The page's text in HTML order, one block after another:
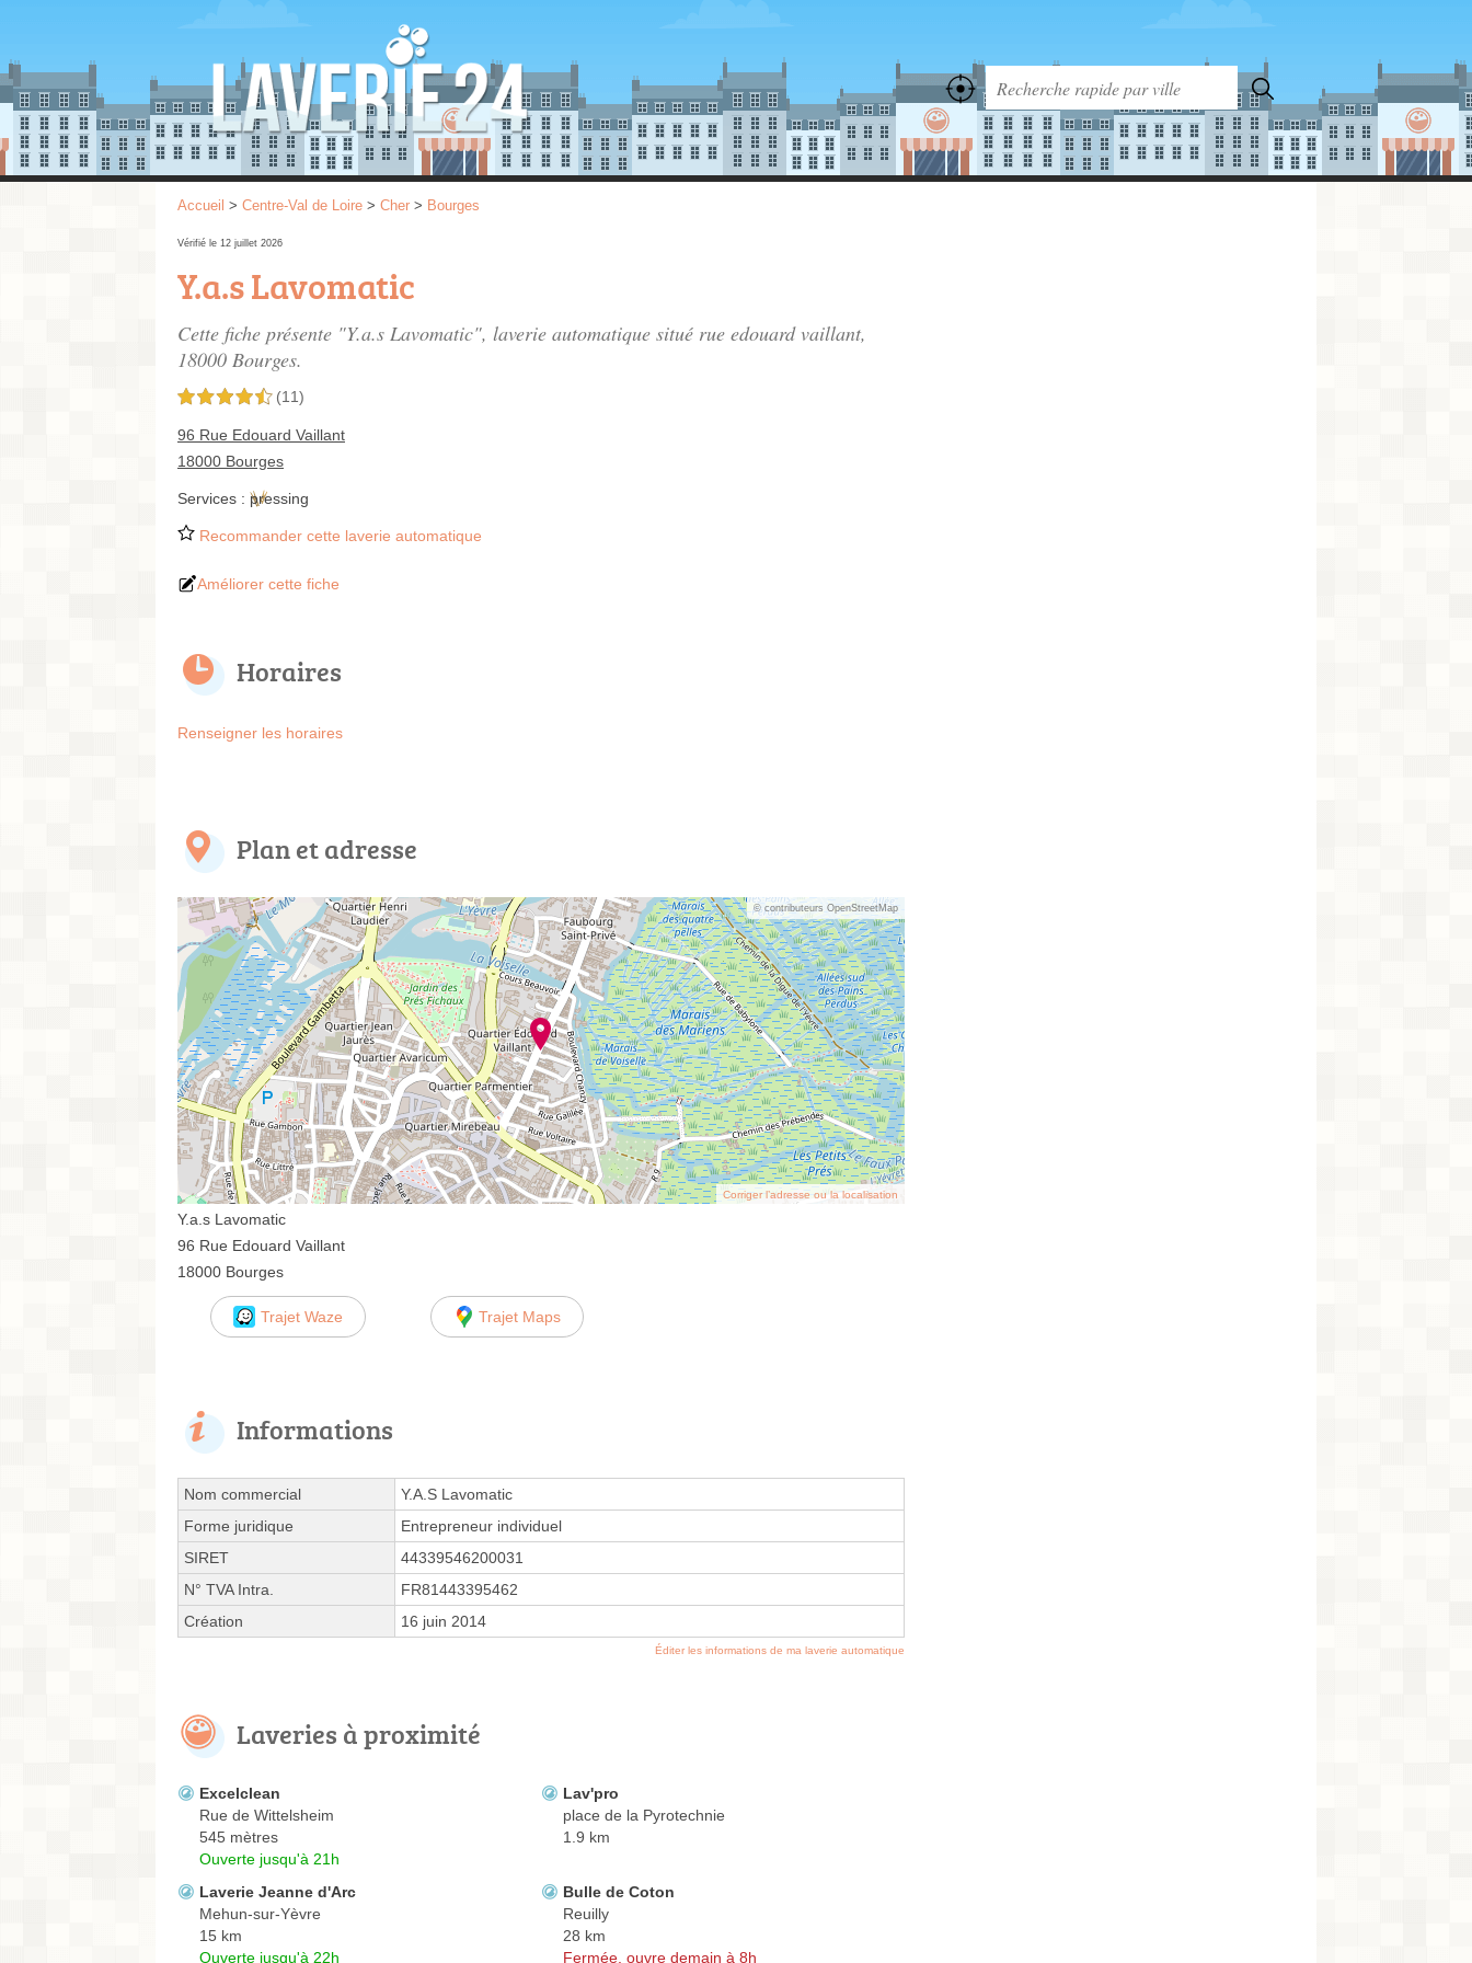
Accueil > Centre-Val de Loire > Cher > Bourges
Vérifié le 12 juillet 2026
Y.a.s Lavomatic
Cette fiche présente "Y.a.s Lavomatic", laverie automatique situé rue edouard vaillant,
18000 Bourges.
4,5 étoiles sur 5 (11)
96 Rue Edouard Vaillant
18000 Bourges
Services : pressing
Recommander cette laverie automatique
Améliorer cette fiche
Horaires
Renseigner les horaires
Plan et adresse
© contributeurs OpenStreetMap
Corriger l’adresse ou la localisation
Y.a.s Lavomatic
96 Rue Edouard Vaillant
18000 Bourges
Trajet Waze Trajet Maps
Informations
Nom commercial
Y.A.S Lavomatic
Forme juridique
Entrepreneur individuel
SIRET
44339546200031
N° TVA Intra.
FR81443395462
Création
16 juin 2014
Éditer les informations de ma laverie automatique
Laveries à proximité
Excelclean
Rue de Wittelsheim
545 mètres
Ouverte jusqu'à 21h
Lav'pro
place de la Pyrotechnie
1.9 km
Laverie Jeanne d'Arc
Mehun-sur-Yèvre
15 km
Ouverte jusqu'à 22h
Bulle de Coton
Reuilly
28 km
Fermée, ouvre demain à 8h